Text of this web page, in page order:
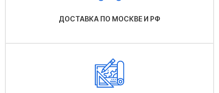
ДОСТАВКА ПО МОСКВЕ И РФ